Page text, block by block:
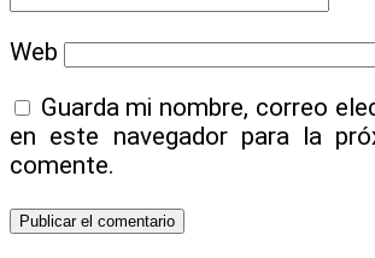
Web
Guarda mi nombre, correo
en este navegador para la
comente.